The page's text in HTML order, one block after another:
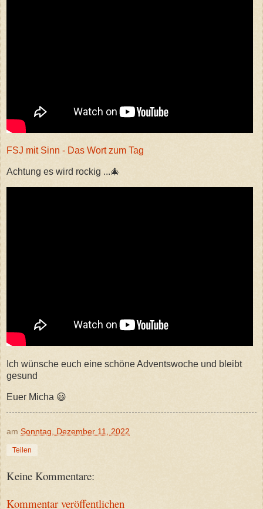
FSJ mit Sinn - Das Wort zum Tag
Achtung es wird rockig ...🎄
Ich wünsche euch eine schöne Adventswoche und bleibt
gesund
Euer Micha 😃
am Sonntag, Dezember 11, 2022
Teilen
Keine Kommentare:
Kommentar veröffentlichen